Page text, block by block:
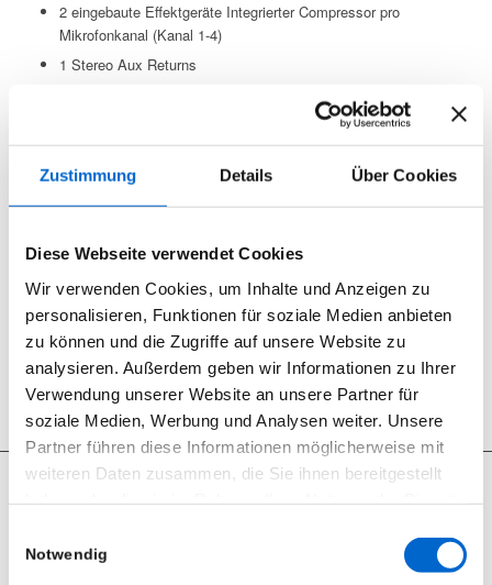
Zustimmung Details Über Cookies
Diese Webseite verwendet Cookies
Wir verwenden Cookies, um Inhalte und Anzeigen zu
personalisieren, Funktionen für soziale Medien anbieten
zu können und die Zugriffe auf unsere Website zu
analysieren. Außerdem geben wir Informationen zu Ihrer
Verwendung unserer Website an unsere Partner für
soziale Medien, Werbung und Analysen weiter. Unsere
Partner führen diese Informationen möglicherweise mit
weiteren Daten zusammen, die Sie ihnen bereitgestellt
Notwendig
2 eingebaute Effektgeräte Integrierter Compressor pro
Mikrofonkanal (Kanal 1-4)
1 Stereo Aux Returns
6 Inserts 3-Band EQ (kanal 1-4 mit Mittenparametrik)
Low Cut Filter 26 dB
Hochwertige Mikrofonvorverstärker
48V Phantomspeisung
Internes Netzteil
TONTTECHNIK
Zurück zur Übersicht
Seit 2012 sind wir begeisterter RCF User.